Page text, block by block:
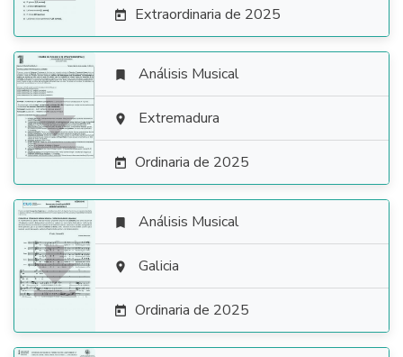
 Extraordinaria de 2025

 Análisis Musical
 Extremadura
 Ordinaria de 2025

 Análisis Musical
 Galicia
 Ordinaria de 2025